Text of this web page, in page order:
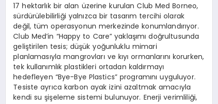
17 hektarlık bir alan üzerine kurulan Club Med Borneo,
sürdürülebilirliği yalnızca bir tasarım tercihi olarak
değil, tüm operasyonun merkezinde konumlandırıyor.
Club Med’in “Happy to Care” yaklaşımı doğrultusunda
geliştirilen tesis; düşük yoğunluklu mimari
planlamasıyla mangrovları ve kıyı ormanlarını korurken,
tek kullanımlık plastikleri ortadan kaldırmayı
hedefleyen “Bye-Bye Plastics” programını uyguluyor.
Tesiste ayrıca karbon ayak izini azaltmak amacıyla
kendi su şişeleme sistemi bulunuyor. Enerji verimliliği,